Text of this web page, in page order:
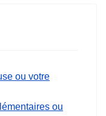
ou votre
ou